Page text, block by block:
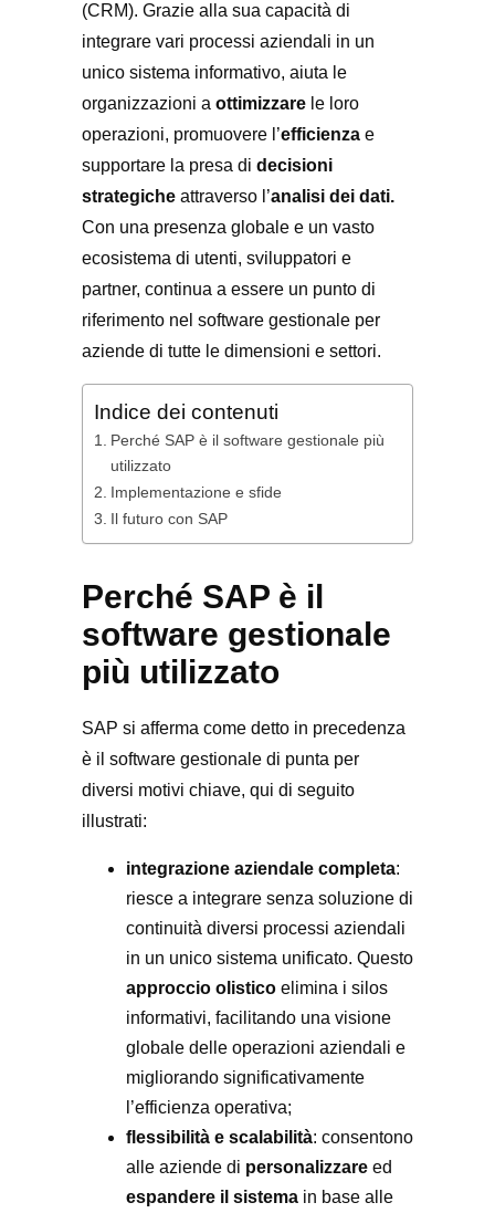
(CRM). Grazie alla sua capacità di
integrare vari processi aziendali in un
unico sistema informativo, aiuta le
organizzazioni a ottimizzare le loro
operazioni, promuovere l’efficienza e
supportare la presa di decisioni
strategiche attraverso l’analisi dei dati.
Con una presenza globale e un vasto
ecosistema di utenti, sviluppatori e
partner, continua a essere un punto di
riferimento nel software gestionale per
aziende di tutte le dimensioni e settori.
Indice dei contenuti
Perché SAP è il software gestionale più
utilizzato
Implementazione e sfide
Il futuro con SAP
Perché SAP è il
software gestionale
più utilizzato
SAP si afferma come detto in precedenza
è il software gestionale di punta per
diversi motivi chiave, qui di seguito
illustrati:
integrazione aziendale completa:
riesce a integrare senza soluzione di
continuità diversi processi aziendali
in un unico sistema unificato. Questo
approccio olistico elimina i silos
informativi, facilitando una visione
globale delle operazioni aziendali e
migliorando significativamente
l’efficienza operativa;
flessibilità e scalabilità: consentono
alle aziende di personalizzare ed
espandere il sistema in base alle